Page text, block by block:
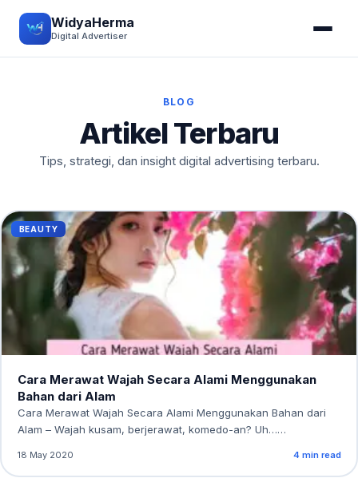
WidyaHerma
Digital Advertiser
BLOG
Artikel Terbaru
Tips, strategi, dan insight digital advertising terbaru.
BEAUTY
Cara Merawat Wajah Secara Alami Menggunakan
Bahan dari Alam
Cara Merawat Wajah Secara Alami Menggunakan Bahan dari
Alam – Wajah kusam, berjerawat, komedo-an? Uh……
18 May 2020 4 min read